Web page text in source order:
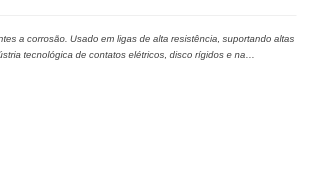
a corrosão. Usado em ligas de alta resistência, suportando altas
tecnológica de contatos elétricos, disco rígidos e na